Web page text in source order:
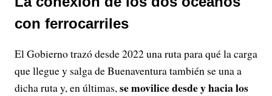
con ferrocarriles
El Gobierno trazó desde 2022 una ruta para qué la carga
que llegue y salga de Buenaventura también se una a
dicha ruta y, en últimas,se movilice desde y hacia los